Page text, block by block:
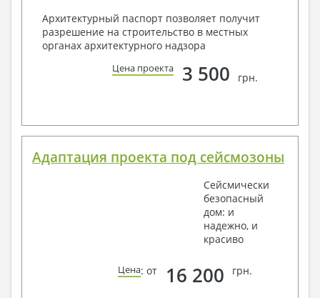
Архитектурный паспорт позволяет получит
разрешение на строительство в местных
органах архитектурного надзора
Цена проекта 3 500 грн.
Адаптация проекта под сейсмозоны
Сейсмически
безопасный
дом: и
надежно, и
красиво
Цена: от 16 200 грн.